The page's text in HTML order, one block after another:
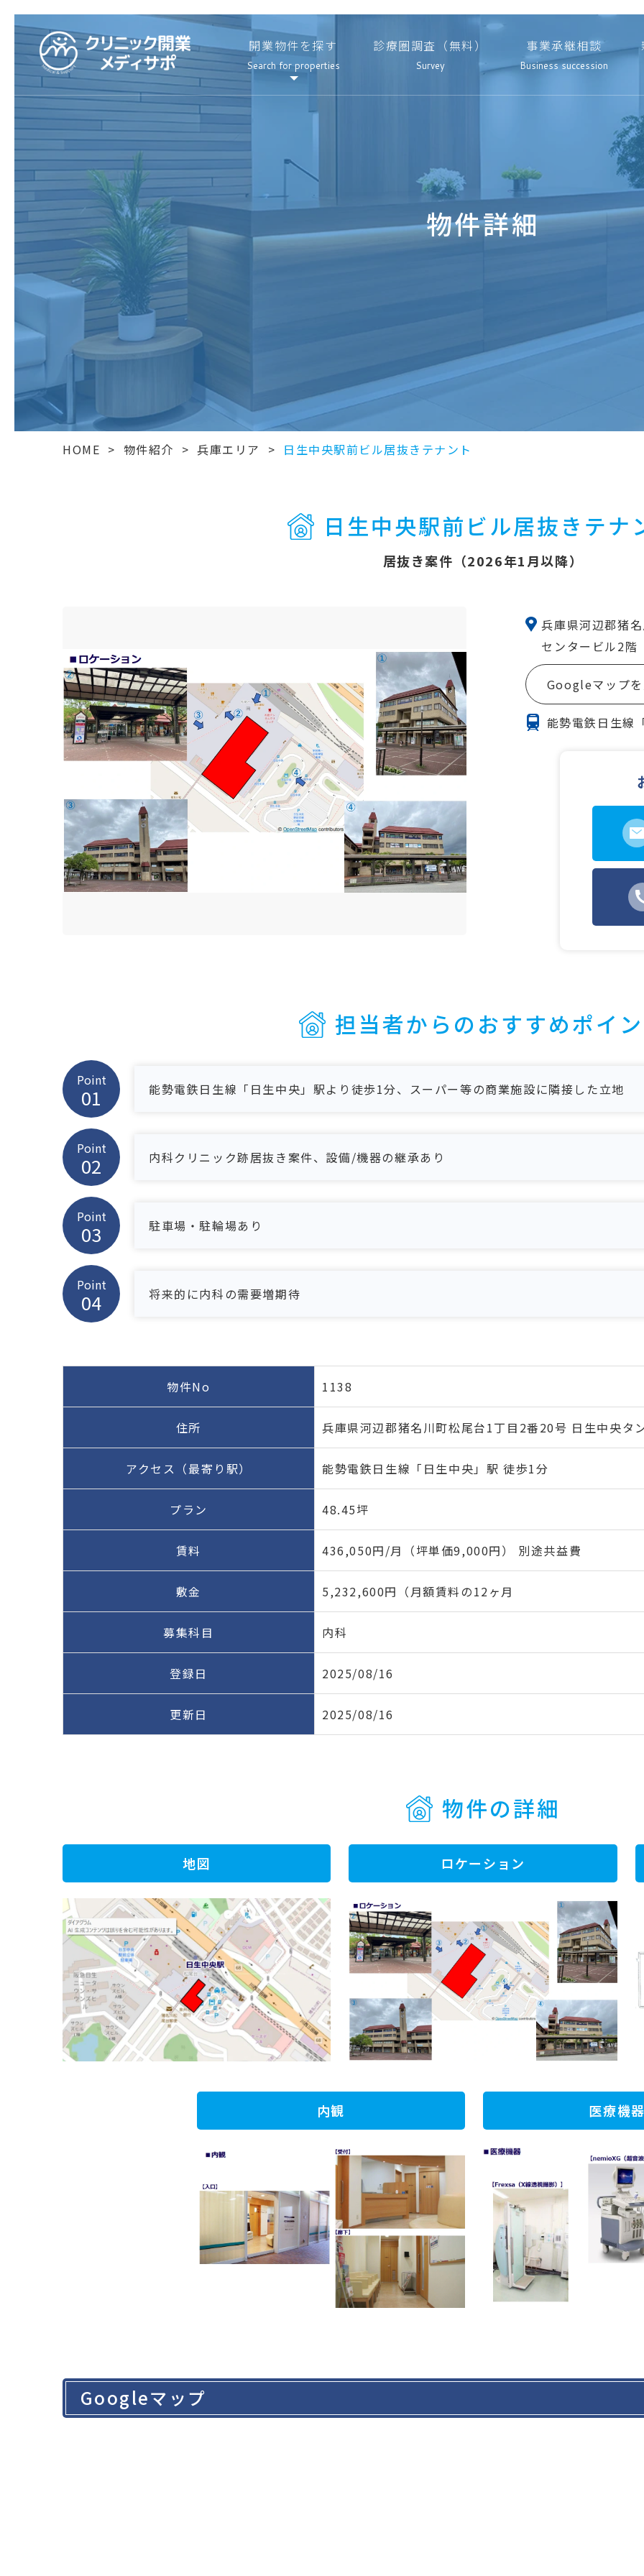
開業物件を探す
Search for properties
診療圏調査（無料）
Survey
事業承継相談
Business succession
物件詳細
HOME > 物件紹介 > 兵庫エリア > 日生中央駅前ビル居抜きテナント
日生中央駅前ビル居抜きテナ
居抜き案件（2026年1月以降）
兵庫県河辺郡猪
センタービル2階
Googleマップ
能勢電鉄日生線
担当者からのおすすめポイ
Point
能勢電鉄日生線「日生中央」駅より徒歩1分、スーパー等の商業施設に隣接した立地
Point
内科クリニック跡居抜き案件、設備/機器の継承あり
Point
駐車場・駐輪場あり
Point
将来的に内科の需要増期待
物件No 1138
住所 兵庫県河辺郡猪名川町松尾台1丁目2番20号 日生中央タ
アクセス（最寄り駅） 能勢電鉄日生線「日生中央」駅 徒歩1分
プラン 48.45坪
賃料 436,050円/月（坪単価9,000円） 別途共益費
敷金 5,232,600円（月額賃料の12ヶ月
募集科目 内科
登録日 2025/08/16
更新日 2025/08/16
物件の詳細
地図 ロケーション
内観 医療機
Googleマップ